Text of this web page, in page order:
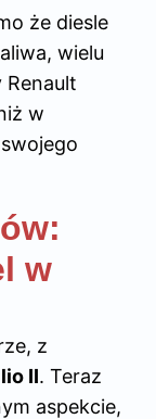
że diesle
wielu
w
w
z
II. Teraz
aspekcie,